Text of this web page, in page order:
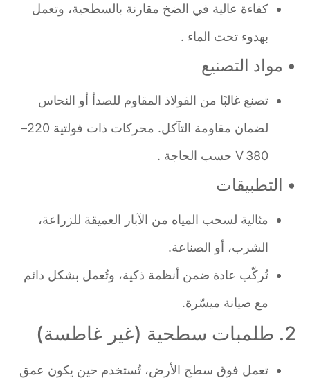
كفاءة عالية في الضخ مقارنة بالسطحية، وتعمل
بهدوء تحت الماء .
• مواد التصنيع
تصنع غالبًا من الفولاذ المقاوم للصدأ أو النحاس
لضمان مقاومة التآكل. محركات ذات فولتية 220–
380 V حسب الحاجة .
• التطبيقات
مثالية لسحب المياه من الآبار العميقة للزراعة،
الشرب، أو الصناعة.
تُركّب عادة ضمن أنظمة ذكية، وتُعمل بشكل دائم
مع صيانة ميسّرة.
تعمل فوق سطح الأرض، تُستخدم حين يكون عمق